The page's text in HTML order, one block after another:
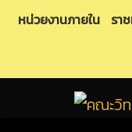
Skipหน่วยงานภายใน รา